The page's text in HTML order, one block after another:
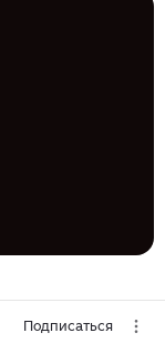
Подписаться